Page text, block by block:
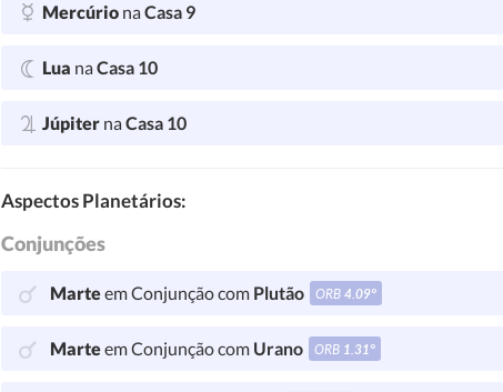
Mercúrio naCasa 9
Lua naCasa 10
Júpiter naCasa 10
Aspectos Planetários:
Conjunções
Marteem Conjunção com Plutão ORB4.09°
Marteem Conjunção com Urano ORB 1.31°